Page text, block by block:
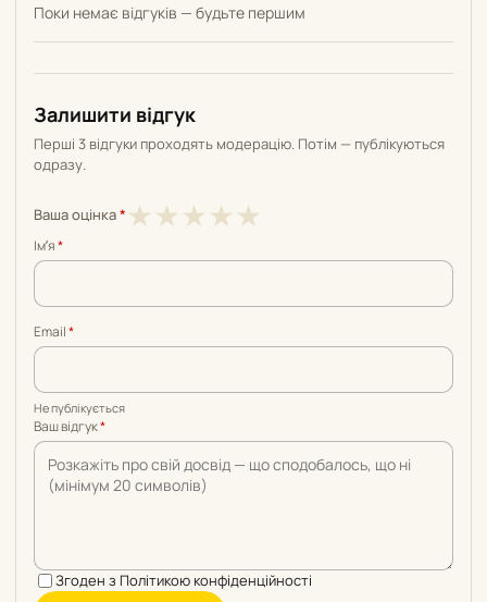
Поки немає відгуків — будьте першим
Залишити відгук
Перші 3 відгуки проходять модерацію. Потім — публікуються
одразу.
Ваша оцінка* ★
5
★4
5
★3
5
★2
5
★1
5
Імʼя*
Email*
Не публікується
Ваш відгук*
Згоден з Політикою конфіденційності